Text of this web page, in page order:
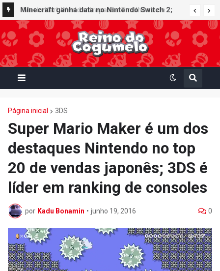
Minecraft ganha data no Nintendo Switch 2;
Super Mario Mash-Up receberá atualização
gráfica exclusiva
Página inicial 3DS
Super Mario Maker é um dos
destaques Nintendo no top
20 de vendas japonês; 3DS é
líder em ranking de consoles
por Kadu Bonamin • junho 19, 2016 0